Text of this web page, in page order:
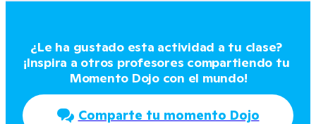
¿Le ha gustado esta actividad a tu clase?
¡Inspira a otros profesores compartiendo tu
Momento Dojo con el mundo!
Comparte tu momento Dojo